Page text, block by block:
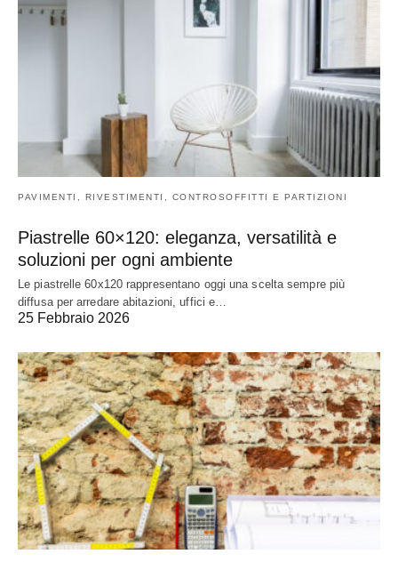
PAVIMENTI, RIVESTIMENTI, CONTROSOFFITTI E PARTIZIONI
Piastrelle 60×120: eleganza, versatilità e
soluzioni per ogni ambiente
Le piastrelle 60x120 rappresentano oggi una scelta sempre più
diffusa per arredare abitazioni, uffici e…
25 Febbraio 2026